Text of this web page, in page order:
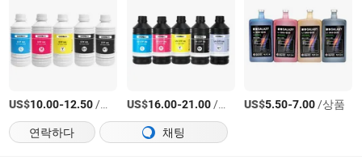
US$10.00-12.50/상품 US$16.00-21.00/상품 US$5.50-7.00/상품
연락하다
채팅